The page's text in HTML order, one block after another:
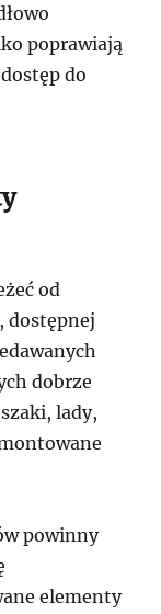
poprawiają
do
od
dostępnej
dobrze
lady,
powinny
elementy